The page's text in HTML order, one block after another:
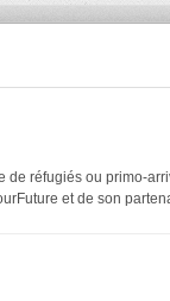
de réfugiés ou primo-
et de son